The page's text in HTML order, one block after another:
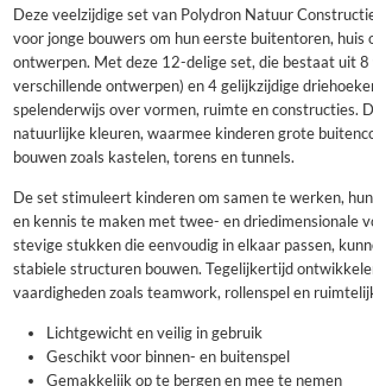
Deze veelzijdige set van Polydron Natuur
voor jonge bouwers om hun eerste buitentoren, huis
ontwerpen. Met deze 12-delige set, die bestaat uit
verschillende ontwerpen) en 4 gelijkzijdige
spelenderwijs over vormen, ruimte en constructies.
natuurlijke kleuren, waarmee kinderen grote
bouwen zoals kastelen, torens en tunnels.
De set stimuleert kinderen om samen te werken,
en kennis te maken met twee- en driedimensionale
stevige stukken die eenvoudig in elkaar passen,
stabiele structuren bouwen. Tegelijkertijd
vaardigheden zoals teamwork, rollenspel en
Lichtgewicht en veilig in gebruik
Geschikt voor binnen- en buitenspel
Gemakkelijk op te bergen en mee te nemen